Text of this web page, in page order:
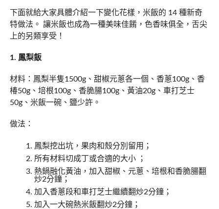
下面就給大家具體介紹一下變化花樣，米飯的 14 種新奇
特做法。 讓米飯也成為一種美味佳餚，色香味俱全，舌尖
上的另類享受！
1. 鳳梨飯
材料：鳳梨半隻1500g、甜椒元蔥各一個、香蔥100g、香
椿50g、培根100g、香脆腸100g、黃油20g、車打芝士
50g、米飯一碗、鹽少許。
做法：
鳳梨挖出坑，果肉和殼分別留用；
所有材料切成丁或合適的大小 ；
熱鍋融化黃油，加入甜椒、元蔥、培根和香脆腸翻
炒2分鐘；
加入香蔥段和車打芝士繼續翻炒2分鐘；
加入一大碗熱米飯翻炒2分鐘；